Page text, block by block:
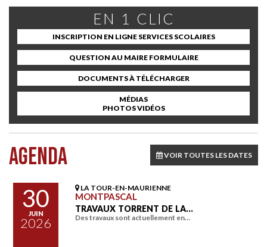
EN 1 CLIC
INSCRIPTION EN LIGNE SERVICES SCOLAIRES
QUESTION AU MAIRE FORMULAIRE
DOCUMENTS À TÉLÉCHARGER
MÉDIAS
PHOTOS VIDÉOS
AGENDA VOIR TOUTES LES DATES
30
JUIN
2026
LA TOUR-EN-MAURIENNE
MONTPASCAL
TRAVAUX TORRENT DE LA…
Des travaux sont actuellement en…